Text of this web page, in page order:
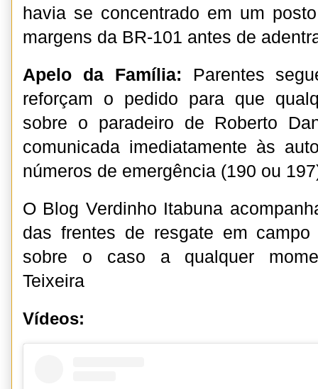
havia se concentrado em um
margens da BR-101 antes de
Apelo da Família: Parentes
reforçam o pedido para que
sobre o paradeiro de Roberto
comunicada imediatamente às
números de emergência (190 ou
O Blog Verdinho Itabuna
das frentes de resgate em
sobre o caso a qualquer
Teixeira
Vídeos: